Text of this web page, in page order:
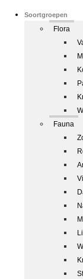
Soortgroepen
Flora
Fauna